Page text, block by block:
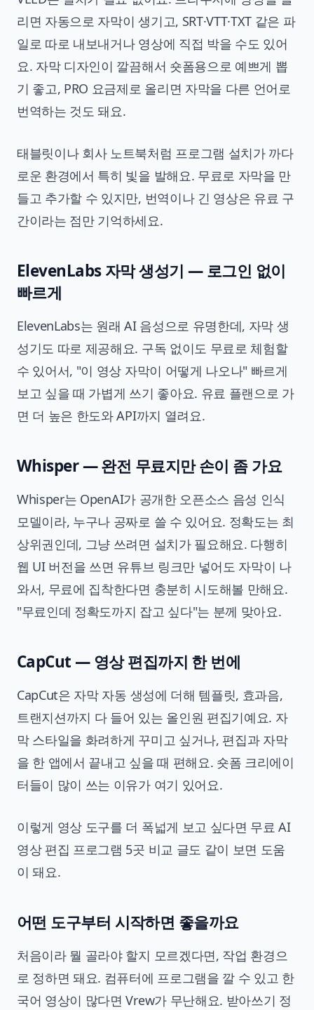
리면 자동으로 자막이 생기고, SRT·VTT·TXT 같은 파
일로 따로 내보내거나 영상에 직접 박을 수도 있어
요. 자막 디자인이 깔끔해서 숏폼용으로 예쁘게 뽑
기 좋고, PRO 요금제로 올리면 자막을 다른 언어로
번역하는 것도 돼요.
태블릿이나 회사 노트북처럼 프로그램 설치가 까다
로운 환경에서 특히 빛을 발해요. 무료로 자막을 만
들고 추가할 수 있지만, 번역이나 긴 영상은 유료 구
간이라는 점만 기억하세요.
ElevenLabs 자막 생성기 — 로그인 없이
빠르게
ElevenLabs는 원래 AI 음성으로 유명한데, 자막 생
성기도 따로 제공해요. 구독 없이도 무료로 체험할
수 있어서, "이 영상 자막이 어떻게 나오나" 빠르게
보고 싶을 때 가볍게 쓰기 좋아요. 유료 플랜으로 가
면 더 높은 한도와 API까지 열려요.
Whisper — 완전 무료지만 손이 좀 가요
Whisper는 OpenAI가 공개한 오픈소스 음성 인식
모델이라, 누구나 공짜로 쓸 수 있어요. 정확도는 최
상위권인데, 그냥 쓰려면 설치가 필요해요. 다행히
웹 UI 버전을 쓰면 유튜브 링크만 넣어도 자막이 나
와서, 무료에 집착한다면 충분히 시도해볼 만해요.
"무료인데 정확도까지 잡고 싶다"는 분께 맞아요.
CapCut — 영상 편집까지 한 번에
CapCut은 자막 자동 생성에 더해 템플릿, 효과음,
트랜지션까지 다 들어 있는 올인원 편집기예요. 자
막 스타일을 화려하게 꾸미고 싶거나, 편집과 자막
을 한 앱에서 끝내고 싶을 때 편해요. 숏폼 크리에이
터들이 많이 쓰는 이유가 여기 있어요.
이렇게 영상 도구를 더 폭넓게 보고 싶다면 무료 AI
영상 편집 프로그램 5곳 비교 글도 같이 보면 도움
이 돼요.
어떤 도구부터 시작하면 좋을까요
처음이라 뭘 골라야 할지 모르겠다면, 작업 환경으
로 정하면 돼요. 컴퓨터에 프로그램을 깔 수 있고 한
국어 영상이 많다면 Vrew가 무난해요. 받아쓰기 정